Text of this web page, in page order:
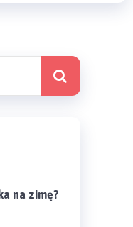
na zimę?